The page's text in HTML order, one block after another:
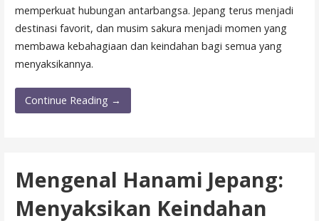
memperkuat hubungan antarbangsa. Jepang terus menjadi
destinasi favorit, dan musim sakura menjadi momen yang
membawa kebahagiaan dan keindahan bagi semua yang
menyaksikannya.
Continue Reading →
Mengenal Hanami Jepang:
Menyaksikan Keindahan